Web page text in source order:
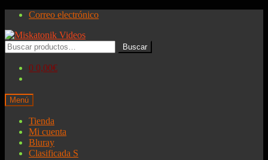
la
navegación
contenido
Correo electrónico
Buscar
por:
Buscar
0 0,00€
Menú
Tienda
Mi cuenta
Bluray
Clasificada S